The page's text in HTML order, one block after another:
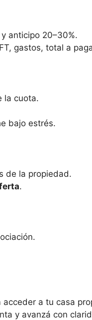
anticipo 20–30%.
gastos, total a
la cuota.
bajo estrés.
de la propiedad.
.
a tu casa
y avanzá con